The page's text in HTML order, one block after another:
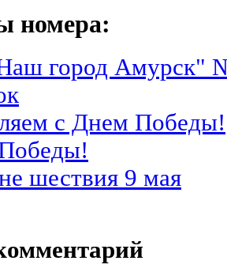
номера:
город Амурск"
с Днем Победы!
шествия 9 мая